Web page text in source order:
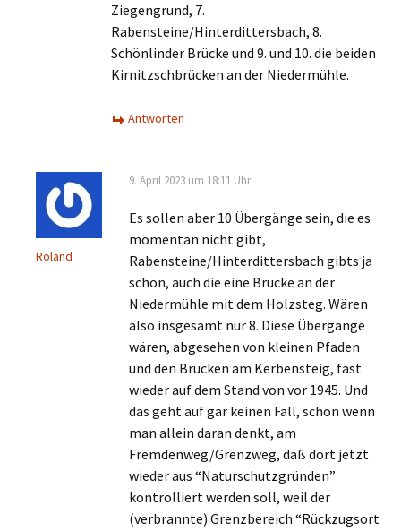
Ziegengrund, 7.
Rabensteine/Hinterdittersbach, 8.
Schönlinder Brücke und 9. und 10. die beiden
Kirnitzschbrücken an der Niedermühle.
Antworten
Roland
9. April 2023 um 18:11 Uhr
Es sollen aber 10 Übergänge sein, die es
momentan nicht gibt,
Rabensteine/Hinterdittersbach gibts ja
schon, auch die eine Brücke an der
Niedermühle mit dem Holzsteg. Wären
also insgesamt nur 8. Diese Übergänge
wären, abgesehen von kleinen Pfaden
und den Brücken am Kerbensteig, fast
wieder auf dem Stand von vor 1945. Und
das geht auf gar keinen Fall, schon wenn
man allein daran denkt, am
Fremdenweg/Grenzweg, daß dort jetzt
wieder aus “Naturschutzgründen”
kontrolliert werden soll, weil der
(verbrannte) Grenzbereich “Rückzugsort